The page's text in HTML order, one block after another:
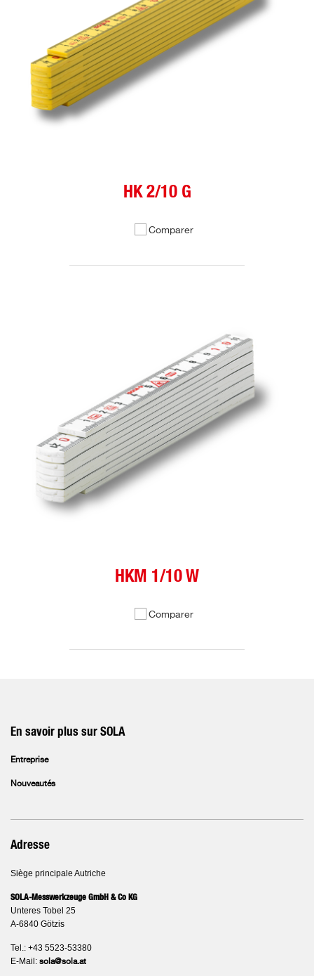
HK 2/10 G
Comparer
HKM 1/10 W
Comparer
En savoir plus sur SOLA
Entreprise
Nouveautés
Adresse
Siège principale Autriche
SOLA-Messwerkzeuge GmbH & Co KG
Unteres Tobel 25
A-6840 Götzis
Tel.: +43 5523-53380
E-Mail: sola@sola.at